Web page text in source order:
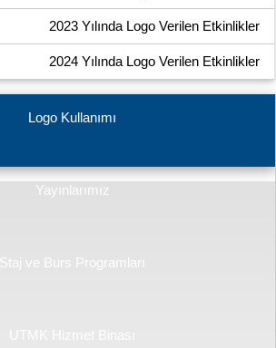
2023 Yılında Logo Verilen Etkinlikler
2024 Yılında Logo Verilen Etkinlikler
Logo Kullanımı
Yayınlarımız
Staj ve Burs Programları